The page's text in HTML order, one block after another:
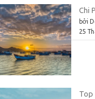
Chi
bởi
25
Top